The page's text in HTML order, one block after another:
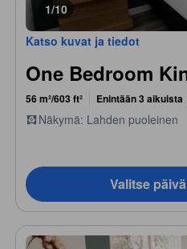
1/10
Katso kuvat ja tiedot
One Bedroom
56 m²/603 ft² Enintään 3 aikuista
Näkymä: Lahden puoleinen
Valitse